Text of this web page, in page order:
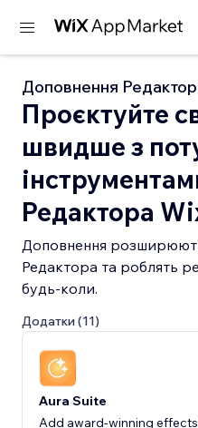
Доповнення
Проєктуйте
швидше з
Редактора
Доповнення
Редактора та роблять
будь‑коли.
Додатки (11)
Aura Suite
Add award-winning